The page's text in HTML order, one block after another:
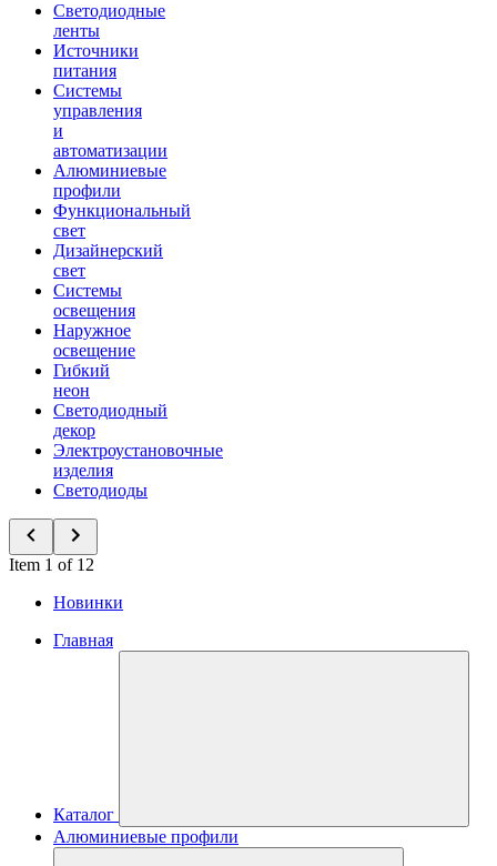
Светодиодные
ленты
Источники
питания
Системы
управления
и
автоматизации
Алюминиевые
профили
Функциональный
свет
Дизайнерский
свет
Системы
освещения
Наружное
освещение
Гибкий
неон
Светодиодный
декор
Электроустановочные
изделия
Светодиоды
Item 1 of 12
Новинки
Главная
Каталог
Алюминиевые профили